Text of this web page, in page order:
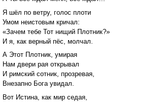
Я шёл по ветру, голос плоти
Умом неистовым кричал:
«Зачем тебе Тот нищий Плотник?»
И я, как верный пёс, молчал.
А Этот Плотник, умирая
Нам двери рая открывал
И римский сотник, прозревая,
Внезапно Бога увидал.
Вот Истина, как мир седая,